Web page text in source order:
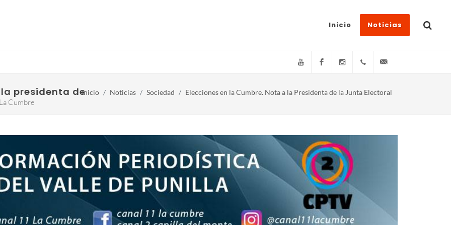
Inicio Noticias
YouTube FacebookInstagram(+54)(9)3548-576073
la presidenta de la Junta Electoral
Cumbre
Inicio Noticias Sociedad Elecciones en la Cumbre. Nota a la Presidenta de la Junta Electoral